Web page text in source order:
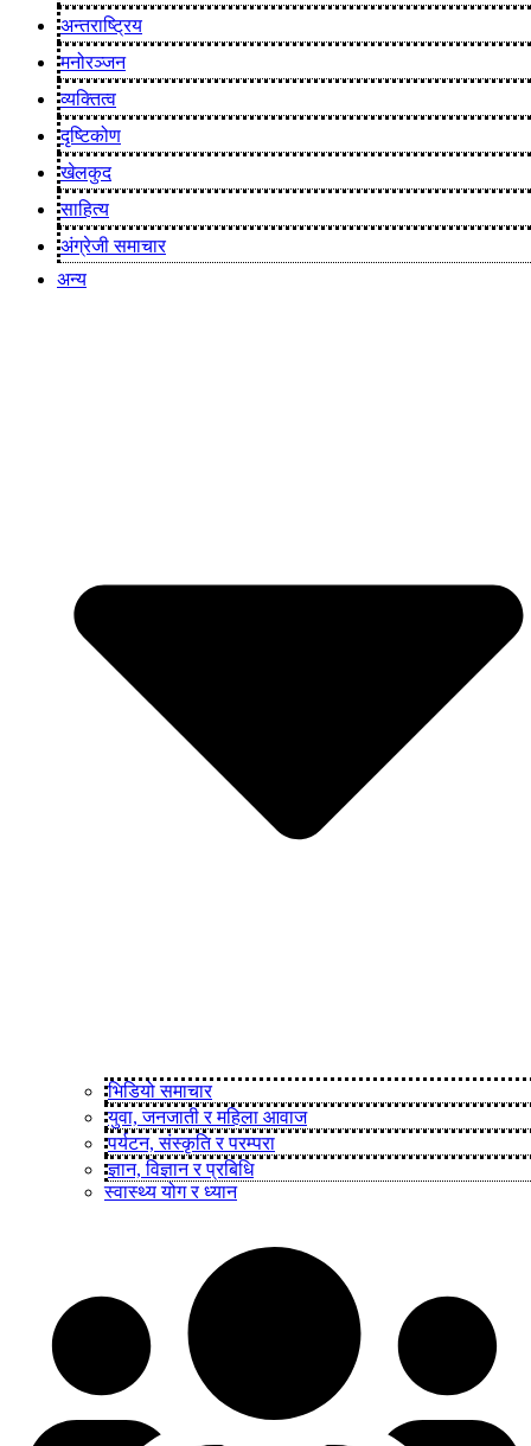
अन्तराष्ट्रिय
मनोरञ्जन
व्यक्तित्व
दृष्टिकोण
खेलकुद
साहित्य
अंग्रेजी समाचार
अन्य
भिडियो समाचार
युवा, जनजाती र महिला आवाज
पर्यटन, संस्कृति र परम्परा
ज्ञान, विज्ञान र प्रबिधि
स्वास्थ्य योग र ध्यान